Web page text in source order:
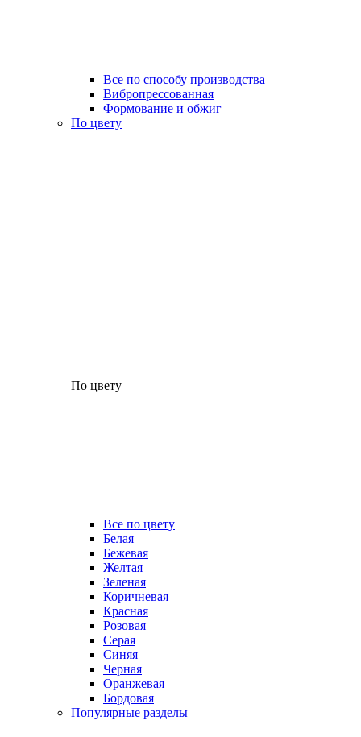
Все по способу производства
Вибропрессованная
Формование и обжиг
По цвету
По цвету
Все по цвету
Белая
Бежевая
Желтая
Зеленая
Коричневая
Красная
Розовая
Серая
Синяя
Черная
Оранжевая
Бордовая
Популярные разделы